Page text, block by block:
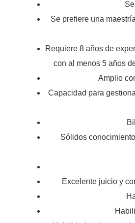
Se prefiere una
Requiere 8 años de
con al menos 5 años
Amplio
Capacidad para
Sólidos
Excelente juicio y